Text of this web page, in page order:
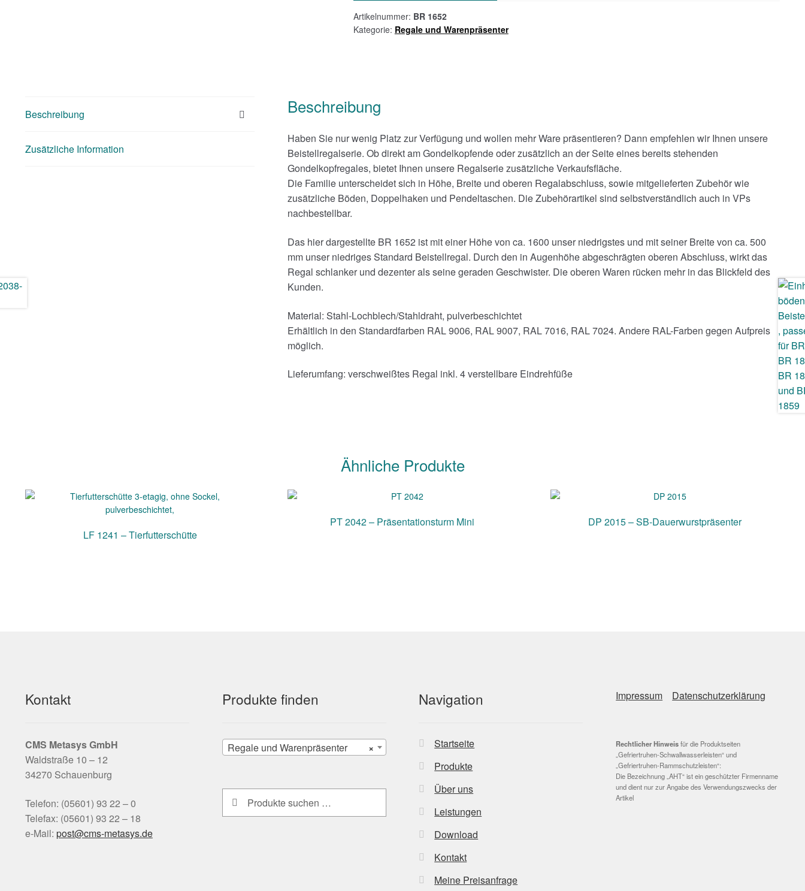
Menge
Artikelnummer: BR 1652
Kategorie: Regale und Warenpräsenter
Beschreibung
Zusätzliche Information
Beschreibung
Haben Sie nur wenig Platz zur Verfügung und wollen mehr Ware präsentieren? Dann empfehlen wir Ihnen unsere
Beistellregalserie. Ob direkt am Gondelkopfende oder zusätzlich an der Seite eines bereits stehenden
Gondelkopfregales, bietet Ihnen unsere Regalserie zusätzliche Verkaufsfläche.
Die Familie unterscheidet sich in Höhe, Breite und oberen Regalabschluss, sowie mitgelieferten Zubehör wie
zusätzliche Böden, Doppelhaken und Pendeltaschen. Die Zubehörartikel sind selbstverständlich auch in VPs
nachbestellbar.
Das hier dargestellte BR 1652 ist mit einer Höhe von ca. 1600 unser niedrigstes und mit seiner Breite von ca. 500
mm unser niedriges Standard Beistellregal. Durch den in Augenhöhe abgeschrägten oberen Abschluss, wirkt das
Regal schlanker und dezenter als seine geraden Geschwister. Die oberen Waren rücken mehr in das Blickfeld des
Kunden.
Material: Stahl-Lochblech/Stahldraht, pulverbeschichtet
Erhältlich in den Standardfarben RAL 9006, RAL 9007, RAL 7016, RAL 7024. Andere RAL-Farben gegen Aufpreis
möglich.
Lieferumfang: verschweißtes Regal inkl. 4 verstellbare Eindrehfüße
Ähnliche Produkte
LF 1241 – Tierfutterschütte
PT 2042 – Präsentationsturm Mini DP 2015 – SB-Dauerwurstpräsenter
Kontakt
CMS MetasysGmbH
Waldstraße 10 – 12
34270 Schauenburg
Telefon: (05601) 93 22 – 0
Telefax: (05601) 93 22 – 18
e-Mail:
ed.sy
satem
-smc@
tsop
Produkte finden
×
Regale und Warenpräsenter
Suchen
nach:
Suchen
Navigation
Startseite
Produkte
Über uns
Leistungen
Download
Kontakt
Meine Preisanfrage
Impressum Datenschutzerklärung
Rechtlicher Hinweisfür die Produktseiten
„Gefriertruhen-Schwallwasserleisten“ und
„Gefriertruhen-Rammschutzleisten“:
Die Bezeichnung „AHT“ ist ein geschützter Firmenname
und dient nur zur Angabe des Verwendungszwecks der
Artikel